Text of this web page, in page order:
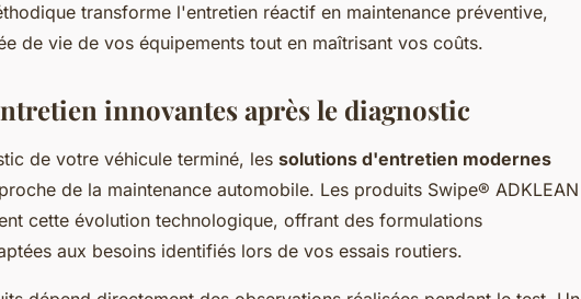
transforme l'entretien réactif en maintenance préventive,
de vie de vos équipements tout en maîtrisant vos coûts.
innovantes après le diagnostic
de votre véhicule terminé, les solutions d'entretien modernes
de la maintenance automobile. Les produits Swipe® ADKLEAN
cette évolution technologique, offrant des formulations
aux besoins identifiés lors de vos essais routiers.